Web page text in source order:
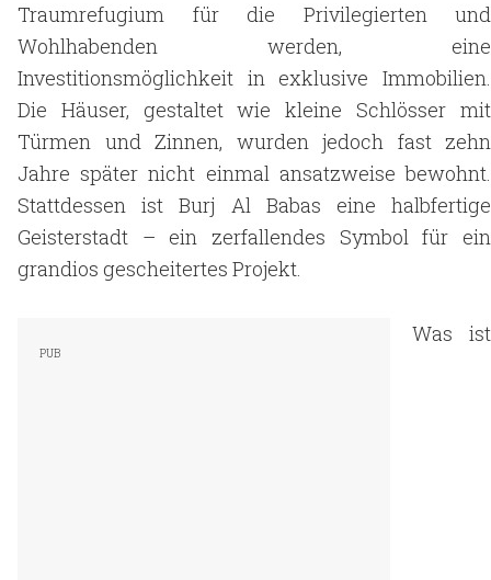
Traumrefugium für die Privilegierten und
Wohlhabenden werden, eine
Investitionsmöglichkeit in exklusive Immobilien.
Die Häuser, gestaltet wie kleine Schlösser mit
Türmen und Zinnen, wurden jedoch fast zehn
Jahre später nicht einmal ansatzweise bewohnt.
Stattdessen ist Burj Al Babas eine halbfertige
Geisterstadt – ein zerfallendes Symbol für ein
grandios gescheitertes Projekt.
Was ist